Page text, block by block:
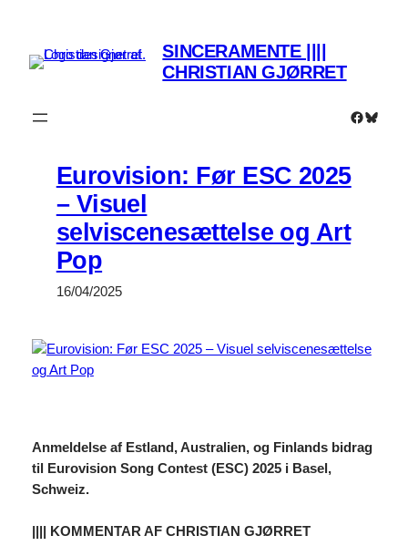
indhold
SINCERAMENTE ||||
CHRISTIAN GJØRRET
Eurovision: Før ESC 2025
– Visuel
selviscenesættelse og Art
Pop
16/04/2025
Anmeldelse af Estland, Australien, og Finlands bidrag
til Eurovision Song Contest (ESC) 2025 i Basel,
Schweiz.
|||| KOMMENTAR AF CHRISTIAN GJØRRET